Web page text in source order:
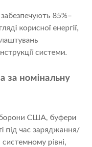
85%–
корисної енергії,
системи.
за номінальну
США, буфери
під час заряджання/
рівні,